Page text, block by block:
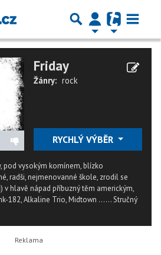
Friday
Žánry: rock
RYCHLÝ VÝBĚR
pod vysokým komínem, blízko
radši, nejmenovanné škole, zrodil se
v hlavě nápad příbuzný těm americkým,
182, Alkaline Trio, Midtown ......Stručný